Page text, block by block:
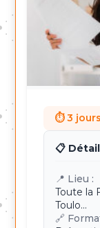
⏱ 3
📋
📍 Lieu :
Toute la
Toulo...
🔗